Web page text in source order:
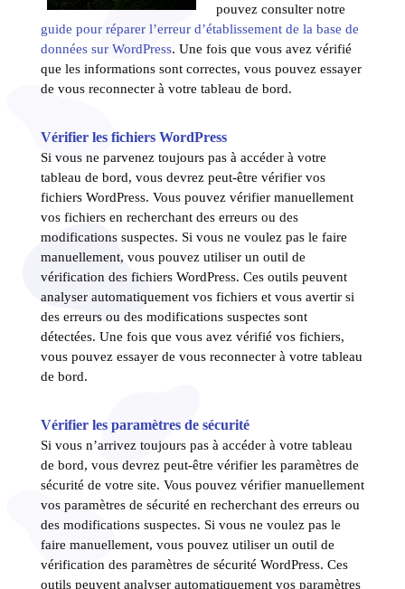
pouvez consulter notre
guide pour réparer l’erreur d’établissement de la base de
données sur WordPress. Une fois que vous avez vérifié
que les informations sont correctes, vous pouvez essayer
de vous reconnecter à votre tableau de bord.
Vérifier les fichiers WordPress
Si vous ne parvenez toujours pas à accéder à votre
tableau de bord, vous devrez peut-être vérifier vos
fichiers WordPress. Vous pouvez vérifier manuellement
vos fichiers en recherchant des erreurs ou des
modifications suspectes. Si vous ne voulez pas le faire
manuellement, vous pouvez utiliser un outil de
vérification des fichiers WordPress. Ces outils peuvent
analyser automatiquement vos fichiers et vous avertir si
des erreurs ou des modifications suspectes sont
détectées. Une fois que vous avez vérifié vos fichiers,
vous pouvez essayer de vous reconnecter à votre tableau
de bord.
Vérifier les paramètres de sécurité
Si vous n’arrivez toujours pas à accéder à votre tableau
de bord, vous devrez peut-être vérifier les paramètres de
sécurité de votre site. Vous pouvez vérifier manuellement
vos paramètres de sécurité en recherchant des erreurs ou
des modifications suspectes. Si vous ne voulez pas le
faire manuellement, vous pouvez utiliser un outil de
vérification des paramètres de sécurité WordPress. Ces
outils peuvent analyser automatiquement vos paramètres